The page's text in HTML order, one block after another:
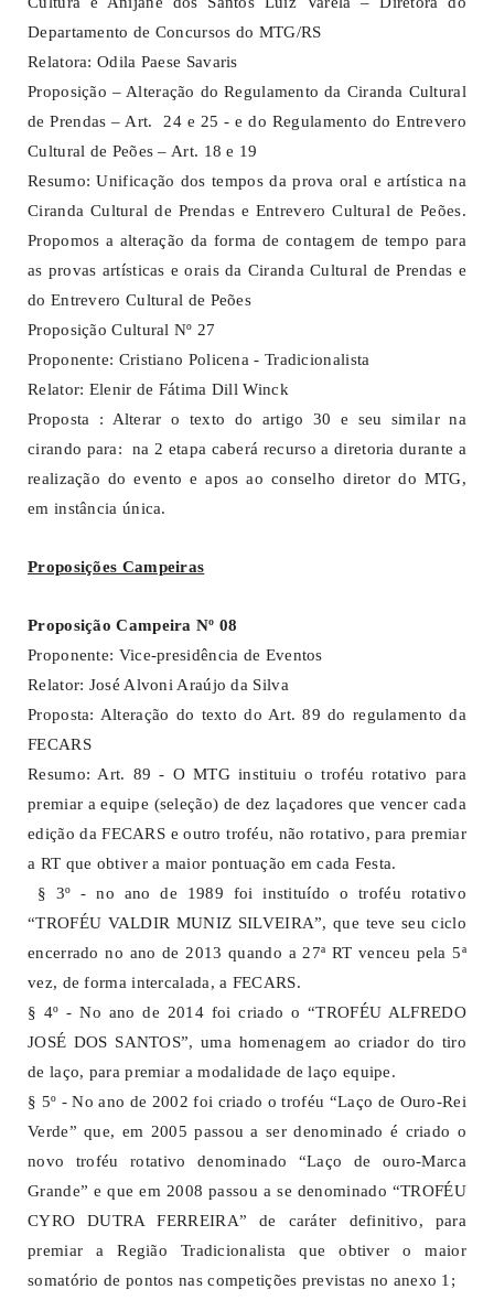
Departamento de Concursos do MTG/RS
Relatora: Odila Paese Savaris
Proposição – Alteração do Regulamento da Ciranda Cultural
de Prendas – Art. 24 e 25 - e do Regulamento do Entrevero
Cultural de Peões – Art. 18 e 19
Resumo: Unificação dos tempos da prova oral e artística na
Ciranda Cultural de Prendas e Entrevero Cultural de Peões.
Propomos a alteração da forma de contagem de tempo para
as provas artísticas e orais da Ciranda Cultural de Prendas e
do Entrevero Cultural de Peões
Proposição Cultural Nº 27
Proponente: Cristiano Policena - Tradicionalista
Relator: Elenir de Fátima Dill Winck
Proposta : Alterar o texto do artigo 30 e seu similar na
cirando para: na 2 etapa caberá recurso a diretoria durante a
realização do evento e apos ao conselho diretor do MTG,
em instância única.
Proposições Campeiras
Proposição Campeira Nº 08
Proponente: Vice-presidência de Eventos
Relator: José Alvoni Araújo da Silva
Proposta: Alteração do texto do Art. 89 do regulamento da
FECARS
Resumo: Art. 89 - O MTG instituiu o troféu rotativo para
premiar a equipe (seleção) de dez laçadores que vencer cada
edição da FECARS e outro troféu, não rotativo, para premiar
a RT que obtiver a maior pontuação em cada Festa.
§ 3º - no ano de 1989 foi instituído o troféu rotativo
“TROFÉU VALDIR MUNIZ SILVEIRA”, que teve seu ciclo
encerrado no ano de 2013 quando a 27ª RT venceu pela 5ª
vez, de forma intercalada, a FECARS.
§ 4º - No ano de 2014 foi criado o “TROFÉU ALFREDO
JOSÉ DOS SANTOS”, uma homenagem ao criador do tiro
de laço, para premiar a modalidade de laço equipe.
§ 5º - No ano de 2002 foi criado o troféu “Laço de Ouro-Rei
Verde” que, em 2005 passou a ser denominado é criado o
novo troféu rotativo denominado “Laço de ouro-Marca
Grande” e que em 2008 passou a se denominado “TROFÉU
CYRO DUTRA FERREIRA” de caráter definitivo, para
premiar a Região Tradicionalista que obtiver o maior
somatório de pontos nas competições previstas no anexo 1;